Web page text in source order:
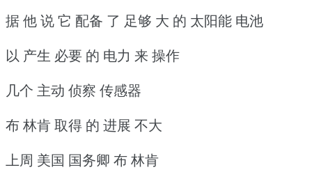
据 他 说 它 配备 了 足够 大 的 太阳能 电池
以 产生 必要 的 电力 来 操作
几个 主动 侦察 传感器
布 林肯 取得 的 进展 不大
上周 美国 国务卿 布 林肯